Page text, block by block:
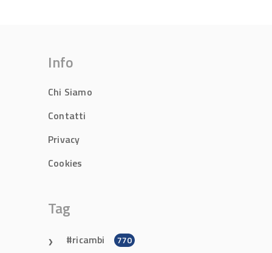
Info
Chi Siamo
Contatti
Privacy
Cookies
Tag
ricambi 770